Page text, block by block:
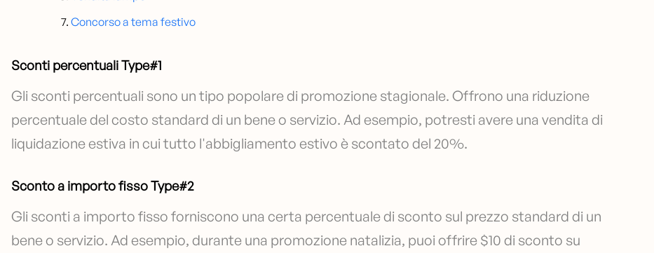
Concorso a tema festivo
Sconti percentuali Type#1
Gli sconti percentuali sono un tipo popolare di promozione stagionale. Offrono una riduzione
percentuale del costo standard di un bene o servizio. Ad esempio, potresti avere una vendita di
liquidazione estiva in cui tutto l'abbigliamento estivo è scontato del 20%.
Sconto a importo fisso Type#2
Gli sconti a importo fisso forniscono una certa percentuale di sconto sul prezzo standard di un
bene o servizio. Ad esempio, durante una promozione natalizia, puoi offrire $10 di sconto su